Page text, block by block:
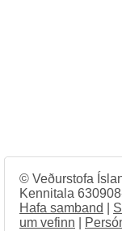
© Veðurstofa
Kennitala
Hafa samband
um vefinn